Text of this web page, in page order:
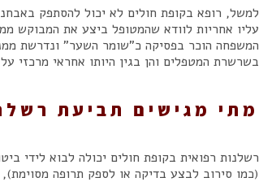
למשל, רופא בקופת חולים לא יכול להסתפק
עליו אחריות לוודא שהמטופל ביצע את המבוקש
המשפחה הוכר בפסיקה כ"שומר השער" ונדרשת
בשרשרת המטפלים והן בגין היותו אחראי מרכזי
מתי מגישים תביעת
רשלנות רפואית בקופת חולים יכולה לבוא לידי
(כמו סירוב לבצע בדיקה או לספק תרופה